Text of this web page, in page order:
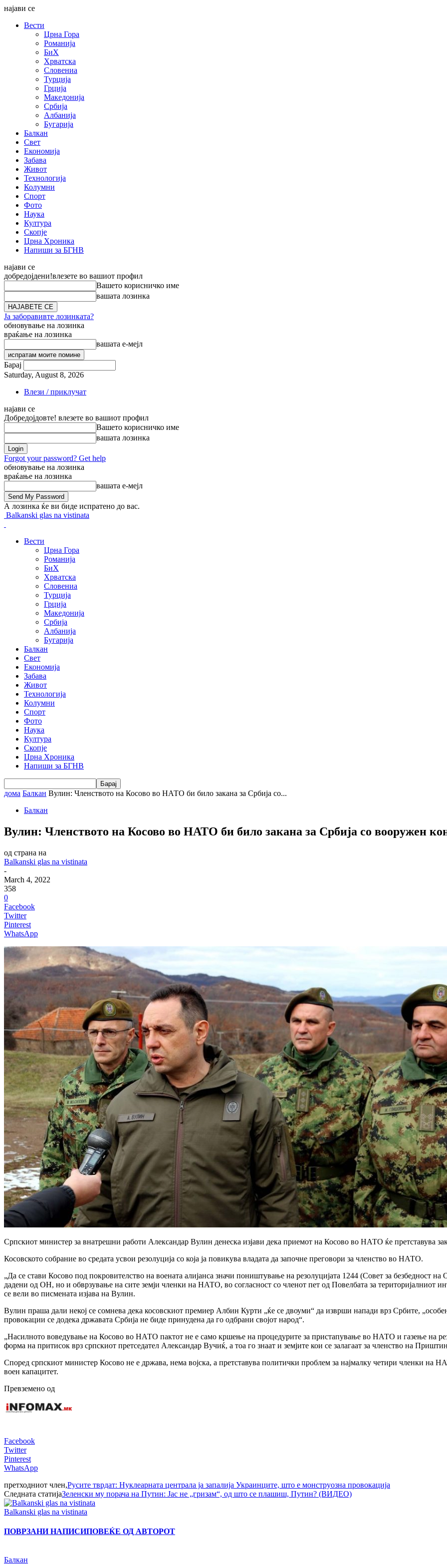
најави се
Вести
Црна Гора
Романија
БиХ
Хрватска
Словениа
Турција
Грција
Македонија
Србија
Албанија
Бугарија
Балкан
Свет
Економија
Забава
Живот
Технологија
Колумни
Спорт
Фото
Наука
Култура
Скопје
Црна Хроника
Напиши за БГНВ
најави се
добредојдени!влезете во вашиот профил
Вашето корисничко име
вашата лозинка
Ја заборавивте лозинката?
обновување на лозинка
враќање на лозинка
вашата е-мејл
Барај
Saturday, August 8, 2026
Влези / приклучат
најави се
Добредојдовте! влезете во вашиот профил
Вашето корисничко име
вашата лозинка
Forgot your password? Get help
обновување на лозинка
враќање на лозинка
вашата е-мејл
А лозинка ќе ви биде испратено до вас.
Balkanski glas na vistinata
Вести
Црна Гора
Романија
БиХ
Хрватска
Словениа
Турција
Грција
Македонија
Србија
Албанија
Бугарија
Балкан
Свет
Економија
Забава
Живот
Технологија
Колумни
Спорт
Фото
Наука
Култура
Скопје
Црна Хроника
Напиши за БГНВ
дома Балкан Вулин: Членството на Косово во НАТО би било закана за Србија со...
Балкан
Вулин: Членството на Косово во НАТО би било закана за Србија со вооружен
од страна на
Balkanski glas na vistinata
-
March 4, 2022
358
0
Facebook
Twitter
Pinterest
WhatsApp
Српскиот министер за внатрешни работи Александар Вулин денеска изјави дека приемот на Косово во НАТО ќе претставува
Косовското собрание во средата усвои резолуција со која ја повикува владата да започне преговори за членство во НАТО.
„Да се ​​стави Косово под покровителство на воената алијанса значи поништување на резолуцијата 1244 (Совет за безбедност
дадени од ОН, но и обврзување на сите земји членки на НАТО, во согласност со членот пет од Повелбата за територијалниот
се вели во писмената изјава на Вулин.
Вулин праша дали некој се сомнева дека косовскиот премиер Албин Курти „ќе се двоуми“ да изврши напади врз Србите,
провокации се додека државата Србија не биде принудена да го одбрани својот народ“.
„Насилното воведување на Косово во НАТО пактот не е само кршење на процедурите за пристапување во НАТО и газење на
форма на притисок врз српскиот претседател Александар Вучиќ, а тоа го знаат и земјите кои се залагаат за членство на
Според српскиот министер Косово не е држава, нема војска, а претставува политички проблем за најмалку четири членки на
воен капацитет.
Превземено од
Facebook
Twitter
Pinterest
WhatsApp
претходниот член,Русите тврдат: Нуклеарната централа ја запалија Украинците, што е монструозна провокација
Следната статијаЗеленски му порача на Путин: Јас не „гризам“, од што се плашиш, Путин? (ВИДЕО)
Balkanski glas na vistinata
ПОВРЗАНИ НАПИСИПОВЕЌЕ ОД АВТОРОТ
Балкан